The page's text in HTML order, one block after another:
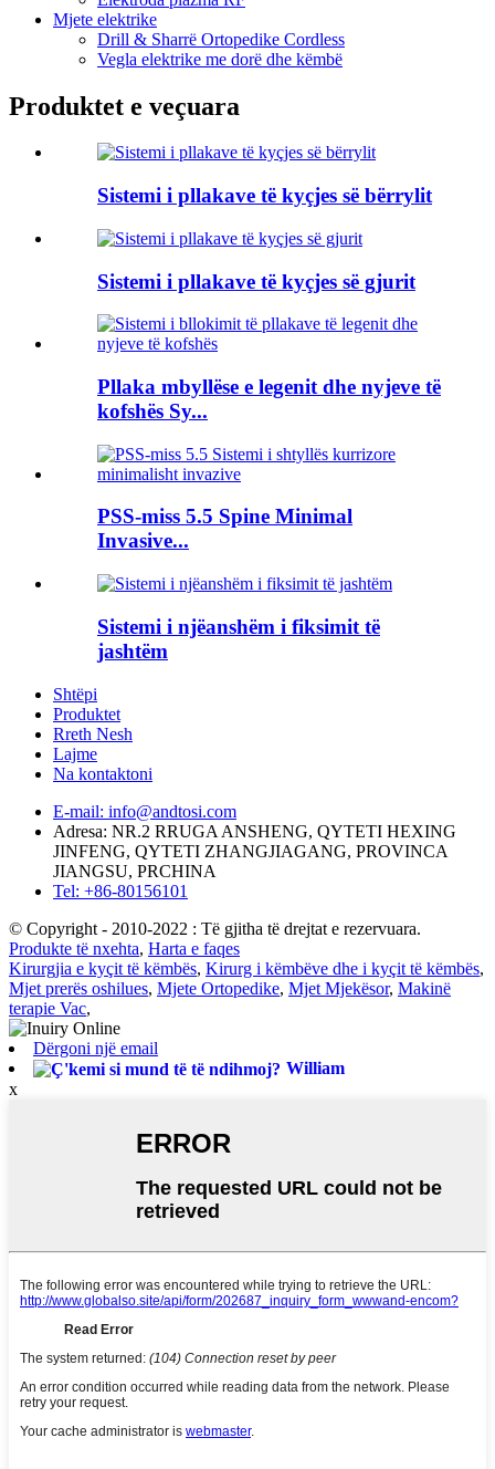
Mjete elektrike
Drill & Sharrë Ortopedike Cordless
Vegla elektrike me dorë dhe këmbë
Produktet e veçuara
Sistemi i pllakave të kyçjes së bërrylit
Sistemi i pllakave të kyçjes së gjurit
Pllaka mbyllëse e legenit dhe nyjeve të
kofshës Sy...
PSS-miss 5.5 Spine Minimal
Invasive...
Sistemi i njëanshëm i fiksimit të
jashtëm
Shtëpi
Produktet
Rreth Nesh
Lajme
Na kontaktoni
E-mail: info@andtosi.com
Adresa: NR.2 RRUGA ANSHENG, QYTETI HEXING
JINFENG, QYTETI ZHANGJIAGANG, PROVINCA
JIANGSU, PRCHINA
Tel: +86-80156101
© Copyright - 2010-2022 : Të gjitha të drejtat e rezervuara.
Produkte të nxehta, Harta e faqes
Kirurgjia e kyçit të këmbës, Kirurg i këmbëve dhe i kyçit të këmbës,
Mjet prerës oshilues, Mjete Ortopedike, Mjet Mjekësor, Makinë
terapie Vac,
Dërgoni një email
William
x